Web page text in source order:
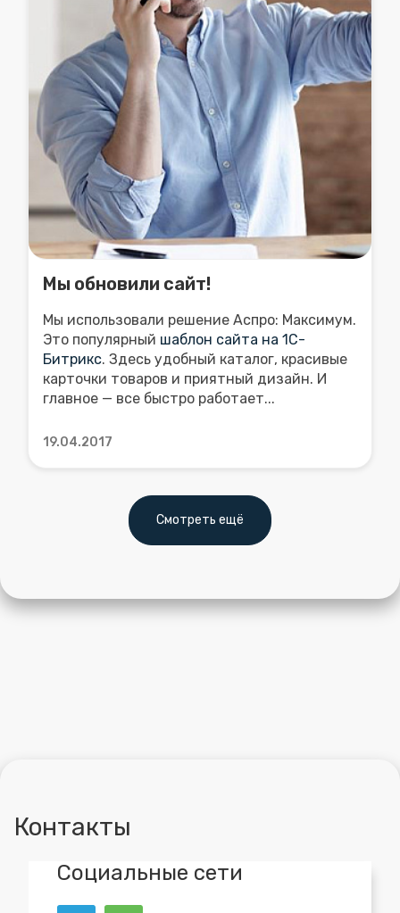
Мы обновили сайт!
Мы использовали решение Аспро: Максимум.
Это популярный шаблон сайта на 1С-
Битрикс. Здесь удобный каталог, красивые
карточки товаров и приятный дизайн. И
главное — все быстро работает...
19.04.2017
Смотреть ещё
Контакты
Социальные сети